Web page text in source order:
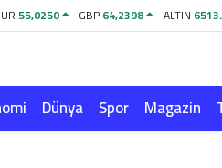
55,0250 GBP64,2398 ALTIN
Dünya Spor Magazin